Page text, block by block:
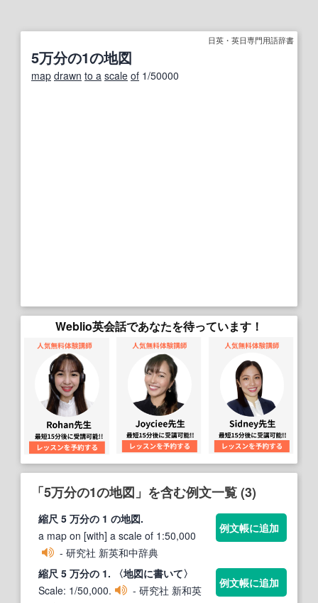
日英・英日専門用語辞書
5万分の1の地図
map drawn to a scale of 1/50000
Weblio英会話であなたを待っています！
「5万分の1の地図」を含む例文一覧 (3)
縮尺 5 万分の 1 の地図.
a map on [with] a scale of 1:50,000
- 研究社 新英和中辞典
例文帳に追加
縮尺 5 万分の 1. 〈地図に書いて〉
Scale: 1/50,000.
- 研究社 新和英
例文帳に追加